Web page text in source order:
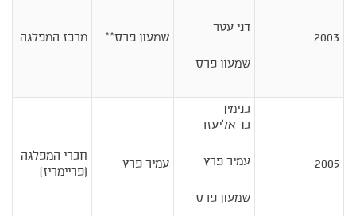
2003
דני עטר
שמעון פרס
שמעון פרס** מרכז המפלגה
2005
בנימין
בן-אליעזר
עמיר פרץ
שמעון פרס
עמיר פרץ
חברי המפלגה
(פריימריז)